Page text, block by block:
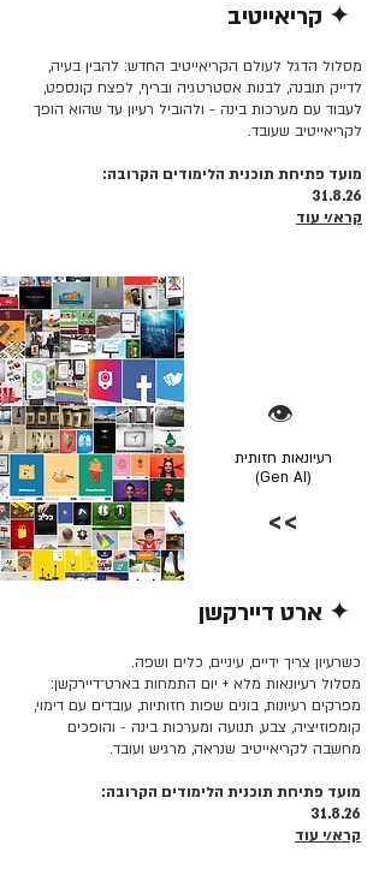
✦ קריאייטיב
מסלול הדגל לעולם הקריאייטיב החדש: להבין בעיה,
לדייק תובנה, לבנות אסטרטגיה ובריף, לפצח קונספט,
לעבוד עם מערכות בינה - ולהוביל רעיון עד שהוא הופך
לקריאייטיב שעובד.
מועד פתיחת תוכנית הלימודים הקרובה:
31.8.26
קרא/י עוד
👁️
רעיונאות חזותית
(Gen AI)
>>
✦ ארט דיירקשן
כשרעיון צריך ידיים, עיניים, כלים ושפה.
מסלול רעיונאות מלא + יום התמחות בארט־דיירקשן:
מפרקים רעיונות, בונים שפות חזותיות, עובדים עם דימוי,
קומפוזיציה, צבע, תנועה ומערכות בינה - והופכים
מחשבה לקריאייטיב שנראה, מרגיש ועובד.
מועד פתיחת תוכנית הלימודים הקרובה:
31.8.26
קרא/י עוד